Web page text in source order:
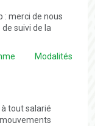
: merci de nous
suivi de la
Modalités
tout salarié